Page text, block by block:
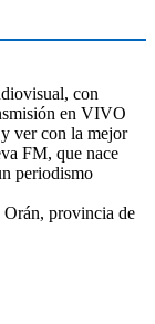
con
en VIVO
ver con la mejor
FM, que nace
periodismo
Orán, provincia de